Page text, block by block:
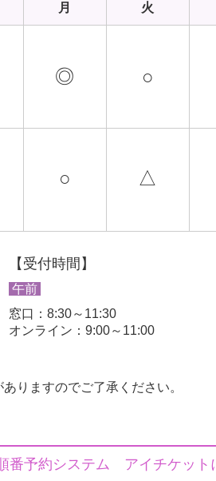
ドの持参をお願いいたします。
ど）の症状の方も
。
所で待機していただき
をお伝えください。
視鏡検査・超音波検査のネット予
i/
ついて
超音波検査のネット予約について
。
をクリックしてください。
方のために
月 火
◎ ○
○ △
【受付時間】
午前
窓口：8:30～11:30
オンライン：9:00～11:00
ありますのでご了承ください。
番予約システム アイチケット